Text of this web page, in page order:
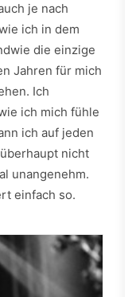
je nach
ich in dem
die einzige
Jahren für mich
Ich
ich mich fühle
ich auf jeden
nicht
unangenehm.
einfach so.